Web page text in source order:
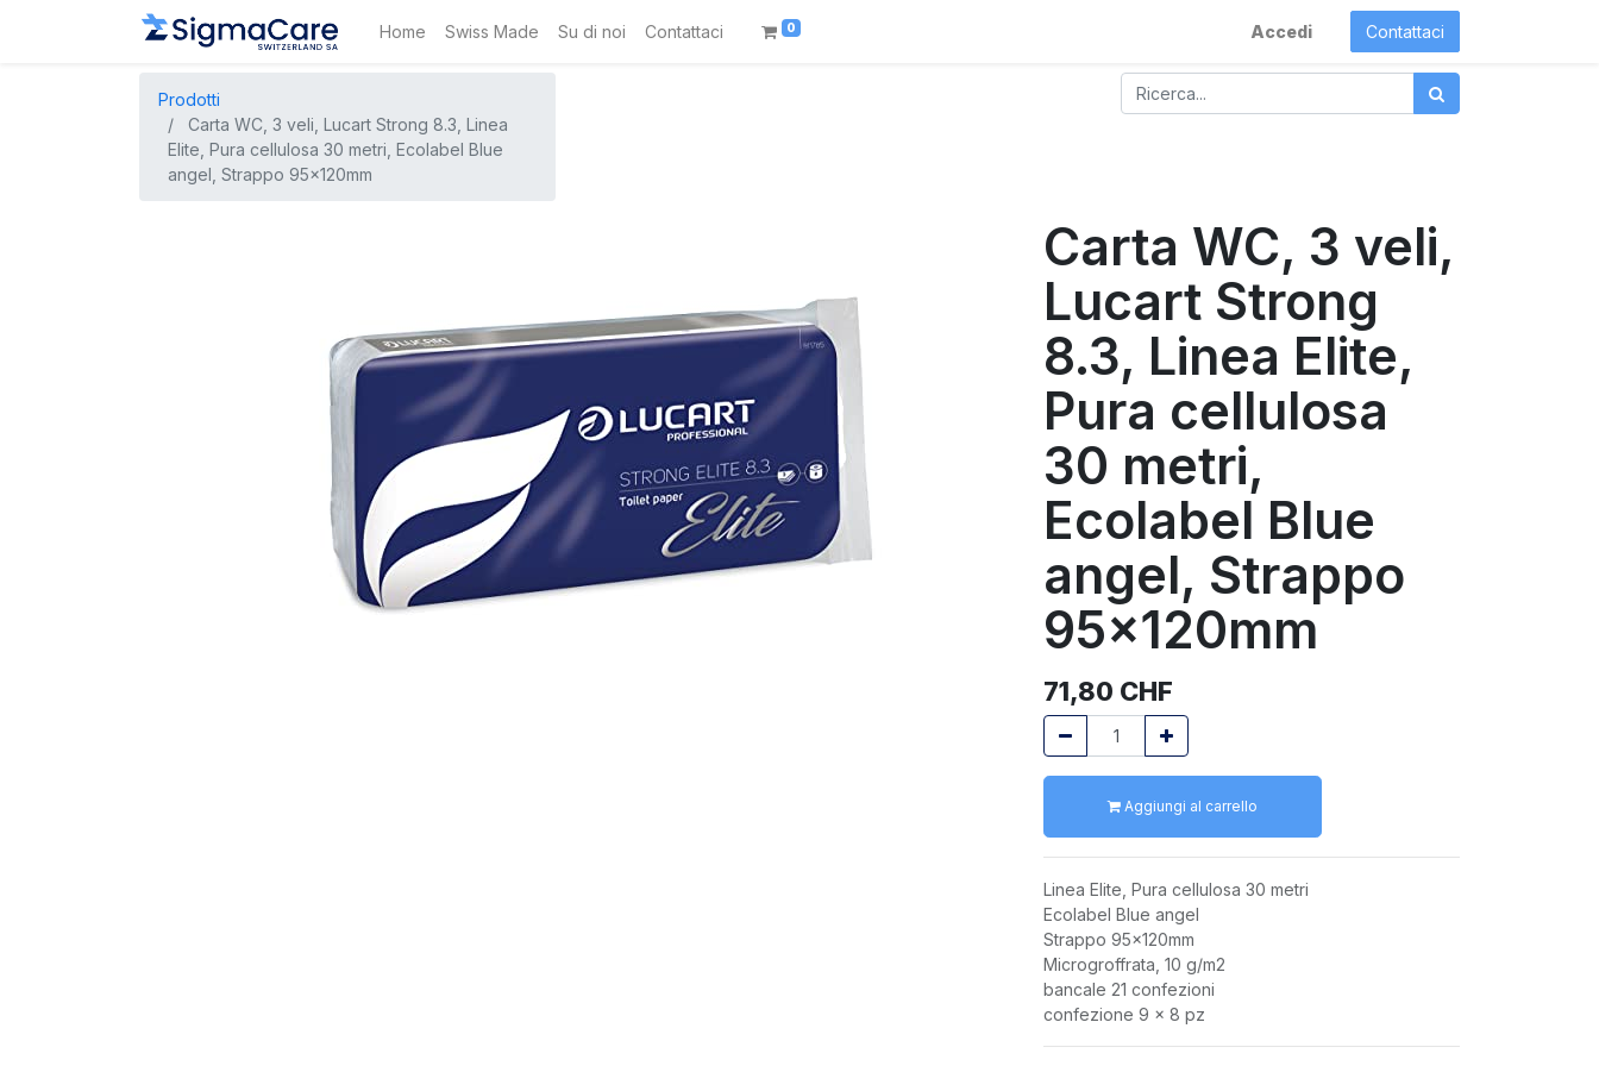
Home Swiss Made Su di noi Contattaci 0 Accedi Contattaci
Prodotti
Carta WC, 3 veli, Lucart Strong 8.3, Linea
Elite, Pura cellulosa 30 metri, Ecolabel Blue
angel, Strappo 95x120mm
Carta WC, 3 veli,
Lucart Strong
8.3, Linea Elite,
Pura cellulosa
30 metri,
Ecolabel Blue
angel, Strappo
95x120mm
71,80 CHF
Aggiungi al carrello
Linea Elite, Pura cellulosa 30 metri
Ecolabel Blue angel
Strappo 95x120mm
Microgroffrata, 10 g/m2
bancale 21 confezioni
confezione 9 x 8 pz